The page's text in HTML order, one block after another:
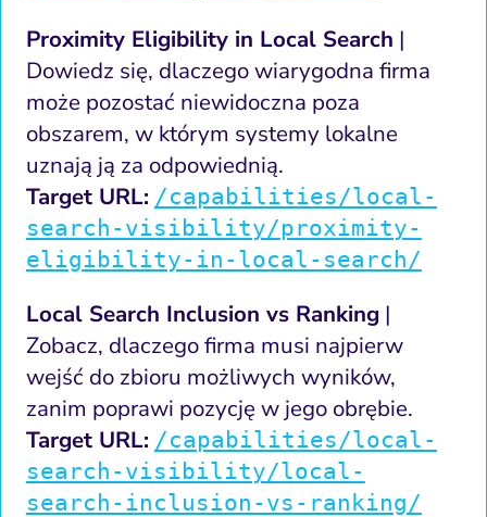
Proximity Eligibility in Local Search |
Dowiedz się, dlaczego wiarygodna firma
może pozostać niewidoczna poza
obszarem, w którym systemy lokalne
uznają ją za odpowiednią.
Target URL: /capabilities/local-
search-visibility/proximity-
eligibility-in-local-search/
Local Search Inclusion vs Ranking |
Zobacz, dlaczego firma musi najpierw
wejść do zbioru możliwych wyników,
zanim poprawi pozycję w jego obrębie.
Target URL: /capabilities/local-
search-visibility/local-
search-inclusion-vs-ranking/